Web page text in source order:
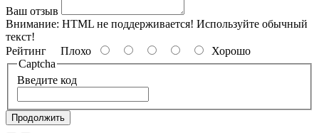
Ваш отзыв
Внимание: HTML не поддерживается! Используйте обычный
текст!
Рейтинг Плохо
Хорошо
Captcha
Введите код
Продолжить